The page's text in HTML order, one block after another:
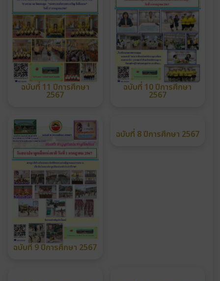
ฉบับที่ 11 ปีการศึกษา
2567
ฉบับที่ 10 ปีการศึกษา
2567
ฉบับที่ 9 ปีการศึกษา 2567